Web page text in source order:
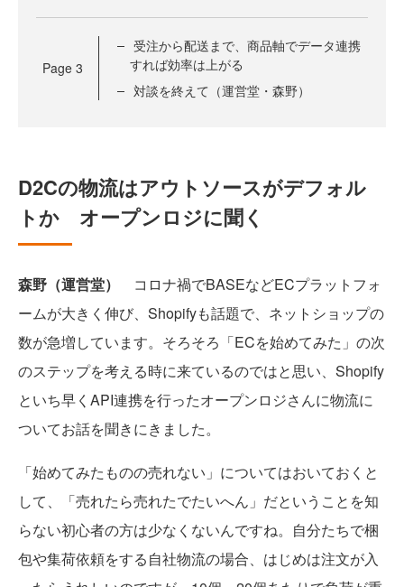
Page 3
受注から配送まで、商品軸でデータ連携
すれば効率は上がる
対談を終えて（運営堂・森野）
D2Cの物流はアウトソースがデフォル
トか オープンロジに聞く
森野（運営堂）
コロナ禍でBASEなどECプラットフォ
ームが大きく伸び、Shopifyも話題で、ネットショップの
数が急増しています。そろそろ「ECを始めてみた」の次
のステップを考える時に来ているのではと思い、Shopify
といち早くAPI連携を行ったオープンロジさんに物流に
ついてお話を聞きにきました。
「始めてみたものの売れない」についてはおいておくと
して、「売れたら売れたでたいへん」だということを知
らない初心者の方は少なくないんですね。自分たちで梱
包や集荷依頼をする自社物流の場合、はじめは注文が入